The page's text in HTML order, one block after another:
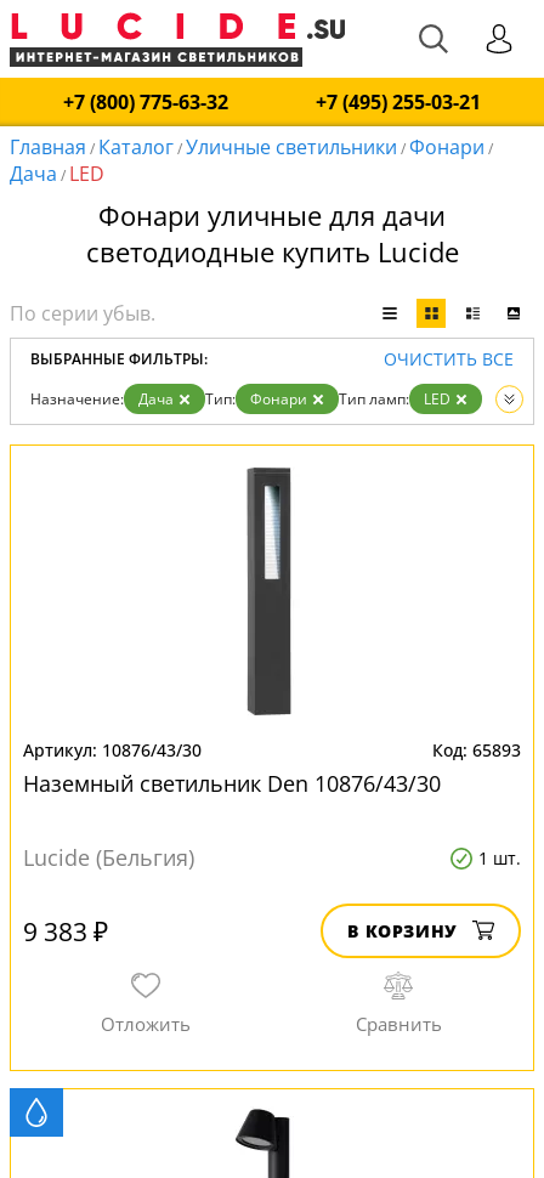
+7 (800) 775-63-32
+7 (495) 255-03-21
Главная / Каталог/Уличные светильники /Фонари /
Дача / LED
Фонари уличные для дачи
светодиодные купить Lucide
ВЫБРАННЫЕ ФИЛЬТРЫ: ОЧИСТИТЬ ВСЕ
Назначение: Дача Тип: Фонари Тип ламп:
LED
Вид:
Уличные светильники
10876/43/30 65893
Наземный светильник Den 10876/43/30
Lucide (Бельгия) 1 шт.
9 383 ₽ В КОРЗИНУ